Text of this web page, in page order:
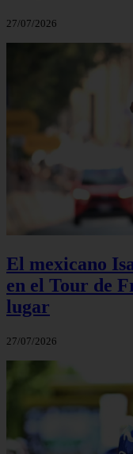
27/07/2026
El mexicano
en el Tour de
lugar
27/07/2026